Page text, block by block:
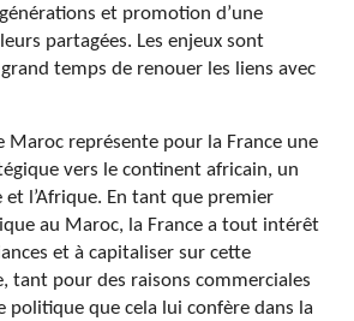
et promotion d’une
partagées. Les enjeux sont
temps de renouer les liens avec
Maroc représente pour la France une
vers le continent africain, un
et l’Afrique. En tant que premier
au Maroc, la France a tout intérêt
et à capitaliser sur cette
tant pour des raisons commerciales
politique que cela lui confère dans la